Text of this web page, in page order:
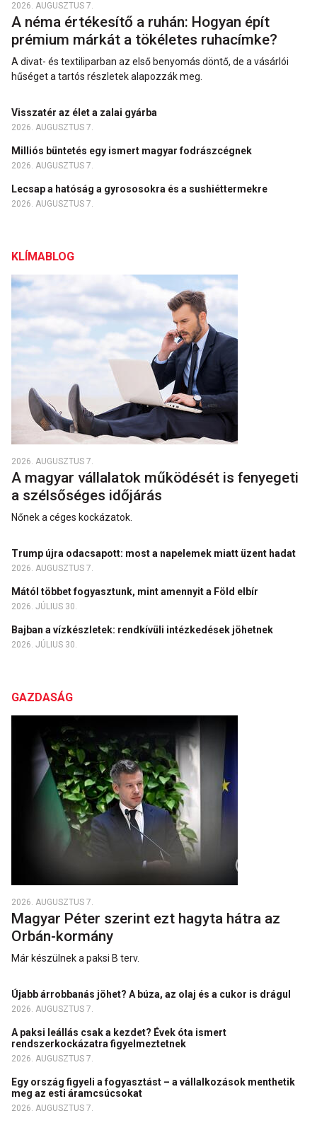
2026. AUGUSZTUS 7.
A néma értékesítő a ruhán: Hogyan épít
prémium márkát a tökéletes ruhacímke?
A divat- és textiliparban az első benyomás döntő, de a vásárlói
hűséget a tartós részletek alapozzák meg.
Visszatér az élet a zalai gyárba
2026. AUGUSZTUS 7.
Milliós büntetés egy ismert magyar fodrászcégnek
2026. AUGUSZTUS 7.
Lecsap a hatóság a gyrososokra és a sushiéttermekre
2026. AUGUSZTUS 7.
KLÍMABLOG
2026. AUGUSZTUS 7.
A magyar vállalatok működését is fenyegeti
a szélsőséges időjárás
Nőnek a céges kockázatok.
Trump újra odacsapott: most a napelemek miatt üzent hadat
2026. AUGUSZTUS 7.
Mától többet fogyasztunk, mint amennyit a Föld elbír
2026. JÚLIUS 30.
Bajban a vízkészletek: rendkívüli intézkedések jöhetnek
2026. JÚLIUS 30.
GAZDASÁG
2026. AUGUSZTUS 7.
Magyar Péter szerint ezt hagyta hátra az
Orbán-kormány
Már készülnek a paksi B terv.
Újabb árrobbanás jöhet? A búza, az olaj és a cukor is drágul
2026. AUGUSZTUS 7.
A paksi leállás csak a kezdet? Évek óta ismert
rendszerkockázatra figyelmeztetnek
2026. AUGUSZTUS 7.
Egy ország figyeli a fogyasztást – a vállalkozások menthetik
meg az esti áramcsúcsokat
2026. AUGUSZTUS 7.